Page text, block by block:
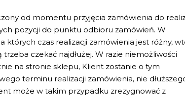
od momentu przyjęcia zamówienia do
pozycji do punktu odbioru zamówień. W
których czas realizacji zamówienia jest różny,
czekać najdłużej. W razie niemożliwości
na stronie sklepu, Klient zostanie o tym
terminu realizacji zamówienia, nie
może w takim przypadku zrezygnować z